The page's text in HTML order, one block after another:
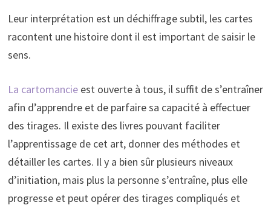
Leur interprétation est un déchiffrage subtil, les cartes
racontent une histoire dont il est important de saisir le
sens.
La cartomancieest ouverte à tous, il suffit de s’entraîner
afin d’apprendre et de parfaire sa capacité à effectuer
des tirages. Il existe des livres pouvant faciliter
l’apprentissage de cet art, donner des méthodes et
détailler les cartes. Il y a bien sûr plusieurs niveaux
d’initiation, mais plus la personne s’entraîne, plus elle
progresse et peut opérer des tirages compliqués et